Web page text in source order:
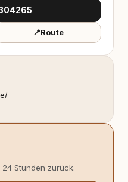
📍Route
Stunden zurück.